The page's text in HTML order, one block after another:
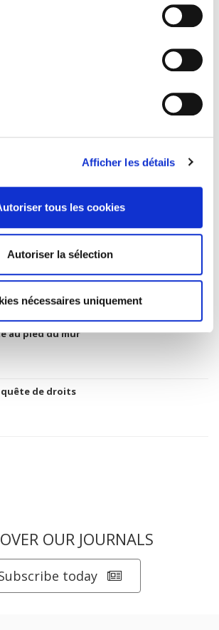
Afficher les détails
tous les cookies
Autoriser la sélection
nécessaires uniquement
scholarly
Code
climatique
au pied du mur
quête de droits
OUR JOURNALS
today